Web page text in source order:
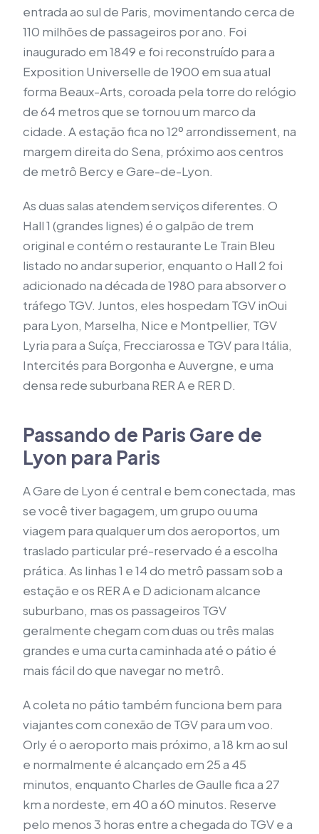
entrada ao sul de Paris, movimentando cerca de
110 milhões de passageiros por ano. Foi
inaugurado em 1849 e foi reconstruído para a
Exposition Universelle de 1900 em sua atual
forma Beaux-Arts, coroada pela torre do relógio
de 64 metros que se tornou um marco da
cidade. A estação fica no 12º arrondissement, na
margem direita do Sena, próximo aos centros
de metrô Bercy e Gare-de-Lyon.
As duas salas atendem serviços diferentes. O
Hall 1 (grandes lignes) é o galpão de trem
original e contém o restaurante Le Train Bleu
listado no andar superior, enquanto o Hall 2 foi
adicionado na década de 1980 para absorver o
tráfego TGV. Juntos, eles hospedam TGV inOui
para Lyon, Marselha, Nice e Montpellier, TGV
Lyria para a Suíça, Frecciarossa e TGV para Itália,
Intercités para Borgonha e Auvergne, e uma
densa rede suburbana RER A e RER D.
Passando de Paris Gare de
Lyon para Paris
A Gare de Lyon é central e bem conectada, mas
se você tiver bagagem, um grupo ou uma
viagem para qualquer um dos aeroportos, um
traslado particular pré-reservado é a escolha
prática. As linhas 1 e 14 do metrô passam sob a
estação e os RER A e D adicionam alcance
suburbano, mas os passageiros TGV
geralmente chegam com duas ou três malas
grandes e uma curta caminhada até o pátio é
mais fácil do que navegar no metrô.
A coleta no pátio também funciona bem para
viajantes com conexão de TGV para um voo.
Orly é o aeroporto mais próximo, a 18 km ao sul
e normalmente é alcançado em 25 a 45
minutos, enquanto Charles de Gaulle fica a 27
km a nordeste, em 40 a 60 minutos. Reserve
pelo menos 3 horas entre a chegada do TGV e a